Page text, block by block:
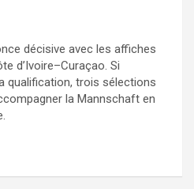
décisive avec les affiches
d’Ivoire–Curaçao. Si
qualification, trois sélections
la Mannschaft en